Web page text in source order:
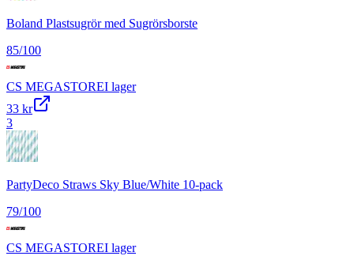
Boland Plastsugrör med Sugrörsborste
85/100
CS MEGASTOREI lager
33 kr
3
PartyDeco Straws Sky Blue/White 10-pack
79/100
CS MEGASTOREI lager